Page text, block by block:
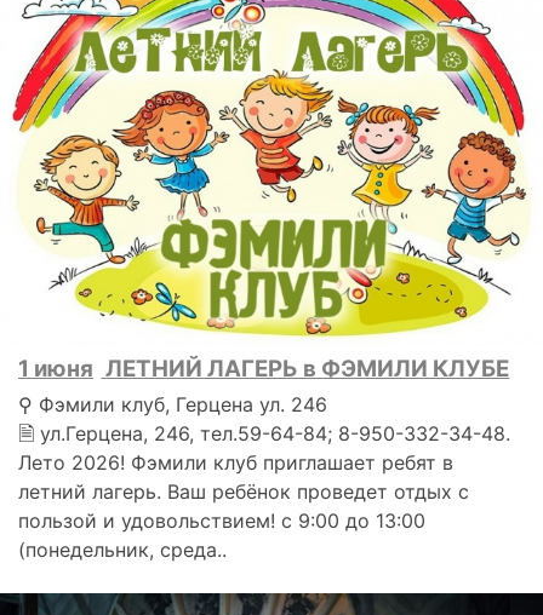
1 июня ЛЕТНИЙ ЛАГЕРЬ в ФЭМИЛИ КЛУБЕ
⚲ Фэмили клуб, Герцена ул. 246
🗎 ул.Герцена, 246, тел.59-64-84; 8-950-332-34-48.
Лето 2026! Фэмили клуб приглашает ребят в
летний лагерь. Ваш ребёнок проведет отдых с
пользой и удовольствием! с 9:00 до 13:00
(понедельник, среда..